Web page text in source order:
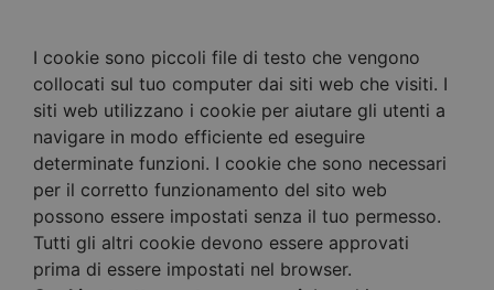
I cookie sono piccoli file di testo che vengono
collocati sul tuo computer dai siti web che visiti. I
siti web utilizzano i cookie per aiutare gli utenti a
navigare in modo efficiente ed eseguire
determinate funzioni. I cookie che sono necessari
per il corretto funzionamento del sito web
possono essere impostati senza il tuo permesso.
Tutti gli altri cookie devono essere approvati
prima di essere impostati nel browser.